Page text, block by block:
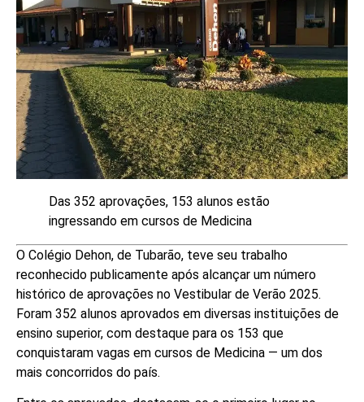
Das 352 aprovações, 153 alunos estão
ingressando em cursos de Medicina
O Colégio Dehon, de Tubarão, teve seu trabalho
reconhecido publicamente após alcançar um número
histórico de aprovações no Vestibular de Verão 2025.
Foram 352 alunos aprovados em diversas instituições de
ensino superior, com destaque para os 153 que
conquistaram vagas em cursos de Medicina — um dos
mais concorridos do país.